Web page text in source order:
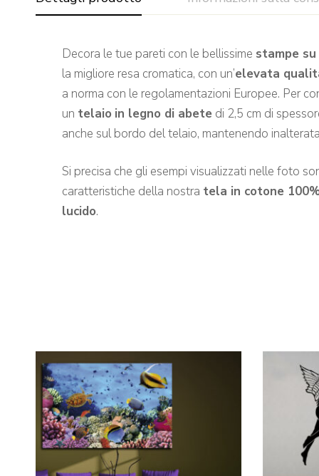
Decora le tue pareti con le bellissime stampe
la migliore resa cromatica, con un’elevata
a norma con le regolamentazioni Europee. Per
un telaio in legno di abete di 2,5 cm di
anche sul bordo del telaio, mantenendo
Si precisa che gli esempi visualizzati nelle foto
caratteristiche della nostra tela in cotone
lucido.